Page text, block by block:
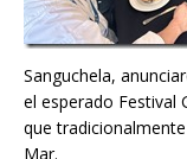
Sanguchela,
el esperado Festival
que
Mar.